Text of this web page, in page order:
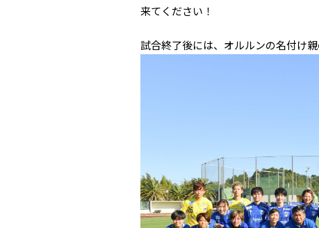
来てください！
試合終了後には、オルルンの名付け